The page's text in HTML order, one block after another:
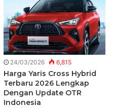
24/03/2026 6,815
Harga Yaris Cross Hybrid
Terbaru 2026 Lengkap
Dengan Update OTR
Indonesia